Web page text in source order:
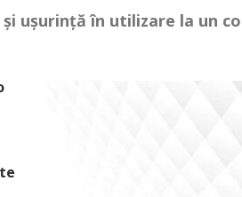
ușurință în utilizare la un